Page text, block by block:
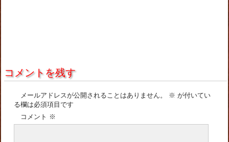
コメントを残す
メールアドレスが公開されることはありません。 ※ が付いてい
る欄は必須項目です
コメント ※